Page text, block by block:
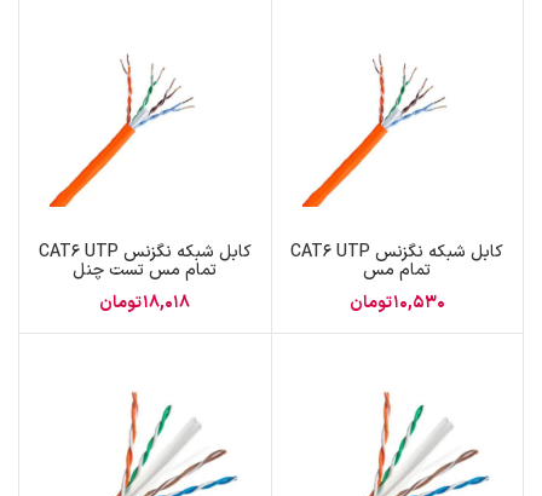
کابل شبکه نگزنس CAT6 UTP
تمام مس
10,530تومان
کابل شبکه نگزنس CAT6 UTP
تمام مس تست چنل
18,018تومان